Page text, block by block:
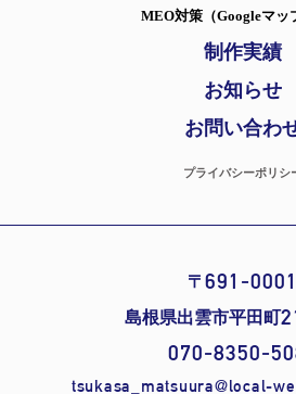
MEO対策（Googleマッ
制作実績
お知らせ
お問い合わ
プライバシーポリシ
〒 691-0001
島根県出雲市平田町
070-8350-
tsukasa_matsuura@local-